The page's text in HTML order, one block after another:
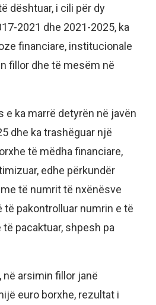
dështuar, i cili për dy
2021 dhe 2021-2025, ka
financiare, institucionale
fillor dhe të mesëm në
e ka marrë detyrën në javën
dhe ka trashëguar një
të mëdha financiare,
edhe përkundër
të numrit të nxënësve
të pakontrolluar numrin e të
pacaktuar, shpesh pa
arsimin fillor janë
euro borxhe, rezultat i